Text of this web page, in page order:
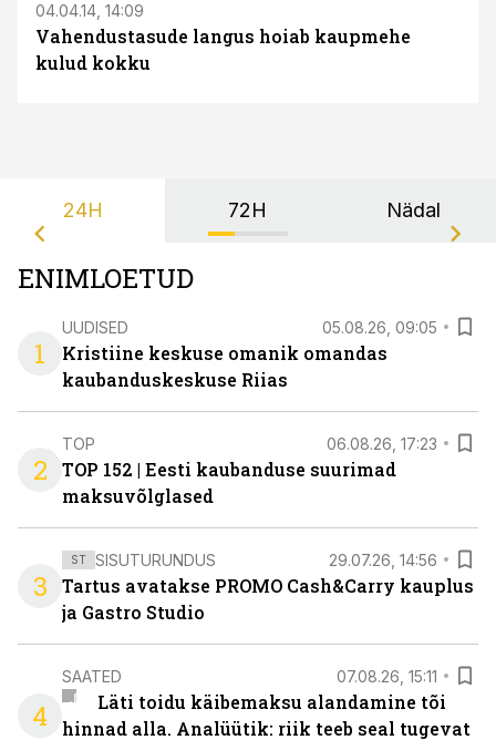
04.04.14, 14:09
Vahendustasude langus hoiab kaupmehe
kulud kokku
24H 72H Nädal
ENIMLOETUD
1
UUDISED 05.08.26, 09:05
Kristiine keskuse omanik omandas
kaubanduskeskuse Riias
2
TOP 06.08.26, 17:23
TOP 152 | Eesti kaubanduse suurimad
maksuvõlglased
3
ST SISUTURUNDUS 29.07.26, 14:56
Tartus avatakse PROMO Cash&Carry kauplus
ja Gastro Studio
4
SAATED 07.08.26, 15:11
Läti toidu käibemaksu alandamine tõi
hinnad alla. Analüütik: riik teeb seal tugevat